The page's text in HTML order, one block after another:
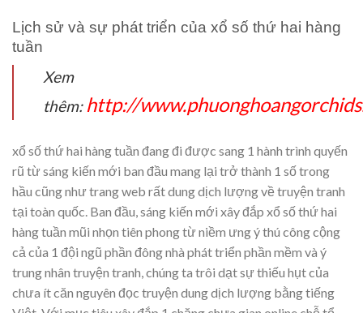
Lịch sử và sự phát triển của xổ số thứ hai hàng
tuần
Xem
thêm: http://
xổ số thứ hai hàng tuần đang đi được sang 1 hành trình quyến
rũ từ sáng kiến mới ban đầu mang lại trở thành 1 số trong
hầu cũng như trang web rất dung dịch lượng về truyện tranh
tại toàn quốc. Ban đầu, sáng kiến mới xây đắp xổ số thứ hai
hàng tuần mũi nhọn tiên phong từ niềm ưng ý thú công cộng
cả của 1 đội ngũ phần đông nhà phát triển phần mềm và ý
trung nhân truyện tranh, chúng ta trôi dạt sự thiếu hụt của
chưa ít căn nguyên đọc truyện dung dịch lượng bằng tiếng